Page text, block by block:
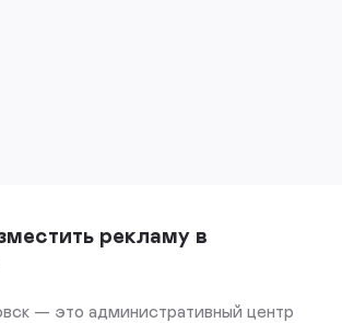
рекламу в
— это административный центр